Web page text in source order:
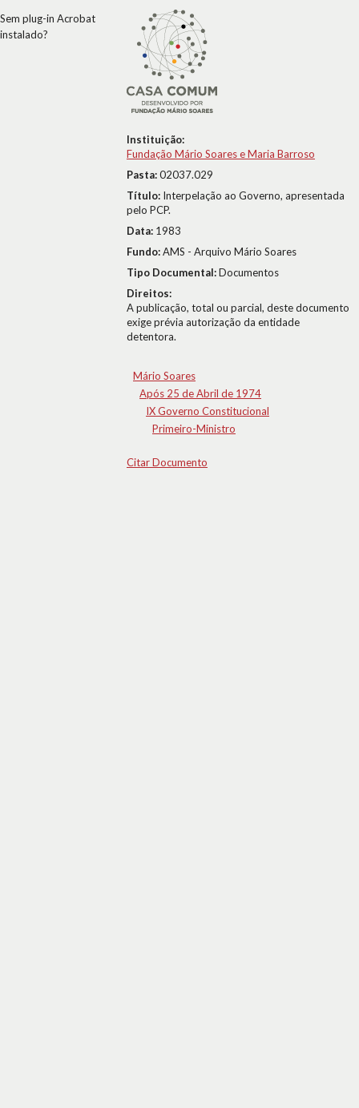
Instituição:
Fundação Mário Soares e Maria Barroso
Pasta:02037.029
Título: Interpelação ao Governo, apresentada
pelo PCP.
Data: 1983
Fundo:AMS - Arquivo Mário Soares
Tipo Documental:Documentos
Direitos:
A publicação, total ou parcial, deste documento
exige prévia autorização da entidade
detentora.
Mário Soares
Após 25 de Abril de 1974
IX Governo Constitucional
Primeiro-Ministro
Citar Documento
Sem plug-in Acrobat
instalado?